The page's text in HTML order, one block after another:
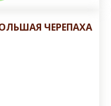
ЧЕРЕПАХА